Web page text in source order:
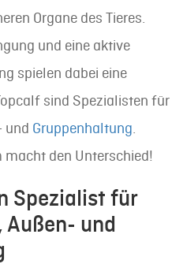
Organe des Tieres.
und eine aktive
spielen dabei eine
sind Spezialisten für
und Gruppenhaltung.
macht den Unterschied!
Spezialist für
und